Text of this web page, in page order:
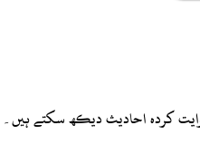
کردہ احادیث دیکھ سکتے ہیں۔